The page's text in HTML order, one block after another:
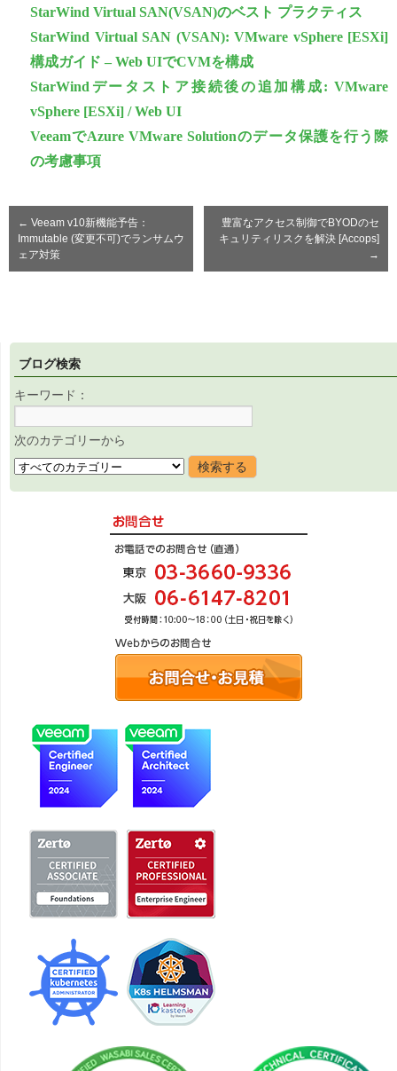
StarWind Virtual SAN(VSAN)のベスト プラクティス
StarWind Virtual SAN (VSAN): VMware vSphere [ESXi]
構成ガイド – Web UIでCVMを構成
StarWindデータストア接続後の追加構成: VMware
vSphere [ESXi] / Web UI
VeeamでAzure VMware Solutionのデータ保護を行う際
の考慮事項
← Veeam v10新機能予告：
Immutable (変更不可)でランサムウ
ェア対策
豊富なアクセス制御でBYODのセ
キュリティリスクを解決 [Accops]
→
ブログ検索
キーワード：
次のカテゴリーから